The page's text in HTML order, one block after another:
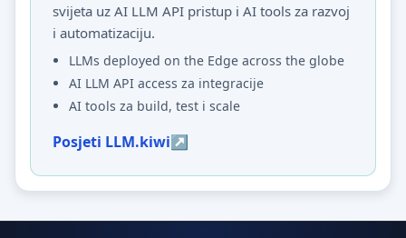
svijeta uz AI LLM API pristup i AI tools za razvoj
i automatizaciju.
LLMs deployed on the Edge across the globe
AI LLM API access za integracije
AI tools za build, test i scale
Posjeti LLM.kiwi